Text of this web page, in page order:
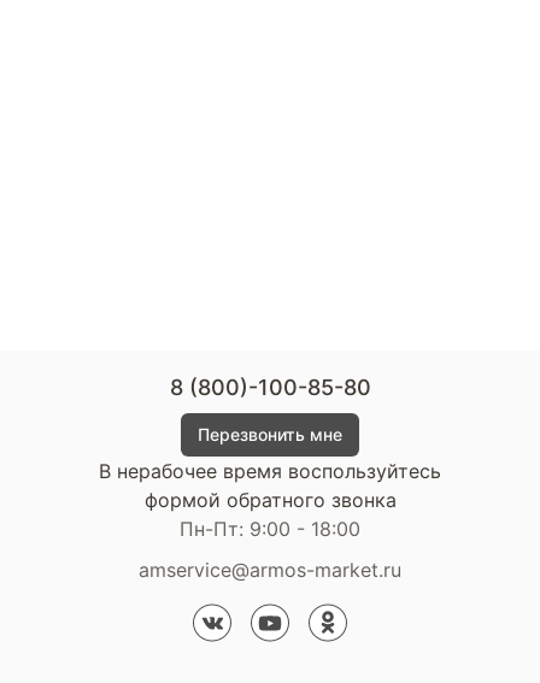
8 (800)-100-85-80
Перезвонить мне
В нерабочее время воспользуйтесь
формой обратного звонка
Пн-Пт: 9:00 - 18:00
amservice@armos-market.ru